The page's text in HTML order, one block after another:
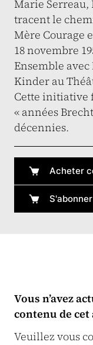
Marie Serreau,
tracent le
Mère Courage
18 novembre
Ensemble
Kinder au
Cette initiative
« années
décennies.
Acheter
Vous n’avez
contenu de
Veuillez vous